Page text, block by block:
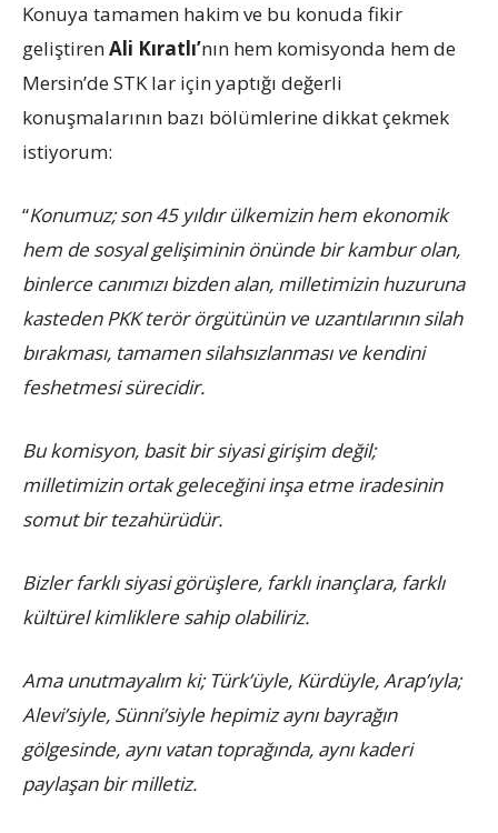
Konuya tamamen hakim ve bu konuda fikir
geliştirenAli Kıratlı’nın hem komisyonda hem de
Mersin’de STK lar için yaptığı değerli
konuşmalarının bazı bölümlerine dikkat çekmek
istiyorum:
“Konumuz; son 45 yıldır ülkemizin hem ekonomik
hem de sosyal gelişiminin önünde bir kambur olan,
binlerce canımızı bizden alan, milletimizin huzuruna
kasteden PKK terör örgütünün ve uzantılarının silah
bırakması, tamamen silahsızlanması ve kendini
feshetmesi sürecidir.
Bu komisyon, basit bir siyasi girişim değil;
milletimizin ortak geleceğini inşa etme iradesinin
somut bir tezahürüdür.
Bizler farklı siyasi görüşlere, farklı inançlara, farklı
kültürel kimliklere sahip olabiliriz.
Ama unutmayalım ki; Türk’üyle, Kürdüyle, Arap’ıyla;
Alevi’siyle, Sünni’siyle hepimiz aynı bayrağın
gölgesinde, aynı vatan toprağında, aynı kaderi
paylaşan bir milletiz.